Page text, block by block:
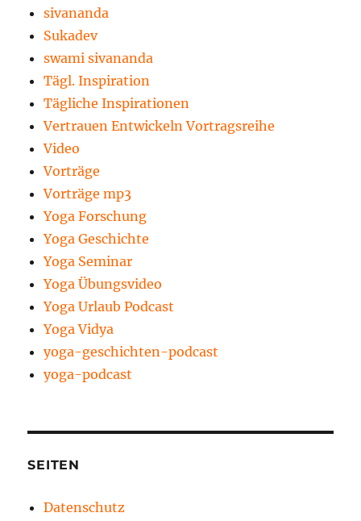
sivananda
Sukadev
swami sivananda
Tägl. Inspiration
Tägliche Inspirationen
Vertrauen Entwickeln Vortragsreihe
Video
Vorträge
Vorträge mp3
Yoga Forschung
Yoga Geschichte
Yoga Seminar
Yoga Übungsvideo
Yoga Urlaub Podcast
Yoga Vidya
yoga-geschichten-podcast
yoga-podcast
SEITEN
Datenschutz